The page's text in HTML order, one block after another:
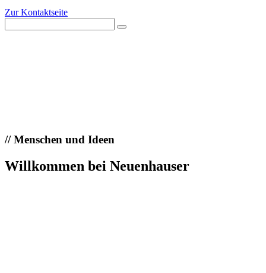
Zur Kontaktseite
//Menschen und Ideen
Willkommen bei Neuenhauser